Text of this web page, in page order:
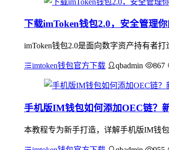
下载imToken钱包2.0，安全管理
imToken钱包2.0是面向数字资产持有者
imtoken钱包官方下载 qbadmin 867
手机版IM钱包如何添加OEC链？
本教程专为新手打造，详解手机版IM钱